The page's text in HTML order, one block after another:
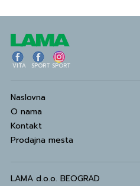
VITA SPORT SPORT
Naslovna
O nama
Kontakt
Prodajna mesta
LAMA d.o.o. BEOGRAD